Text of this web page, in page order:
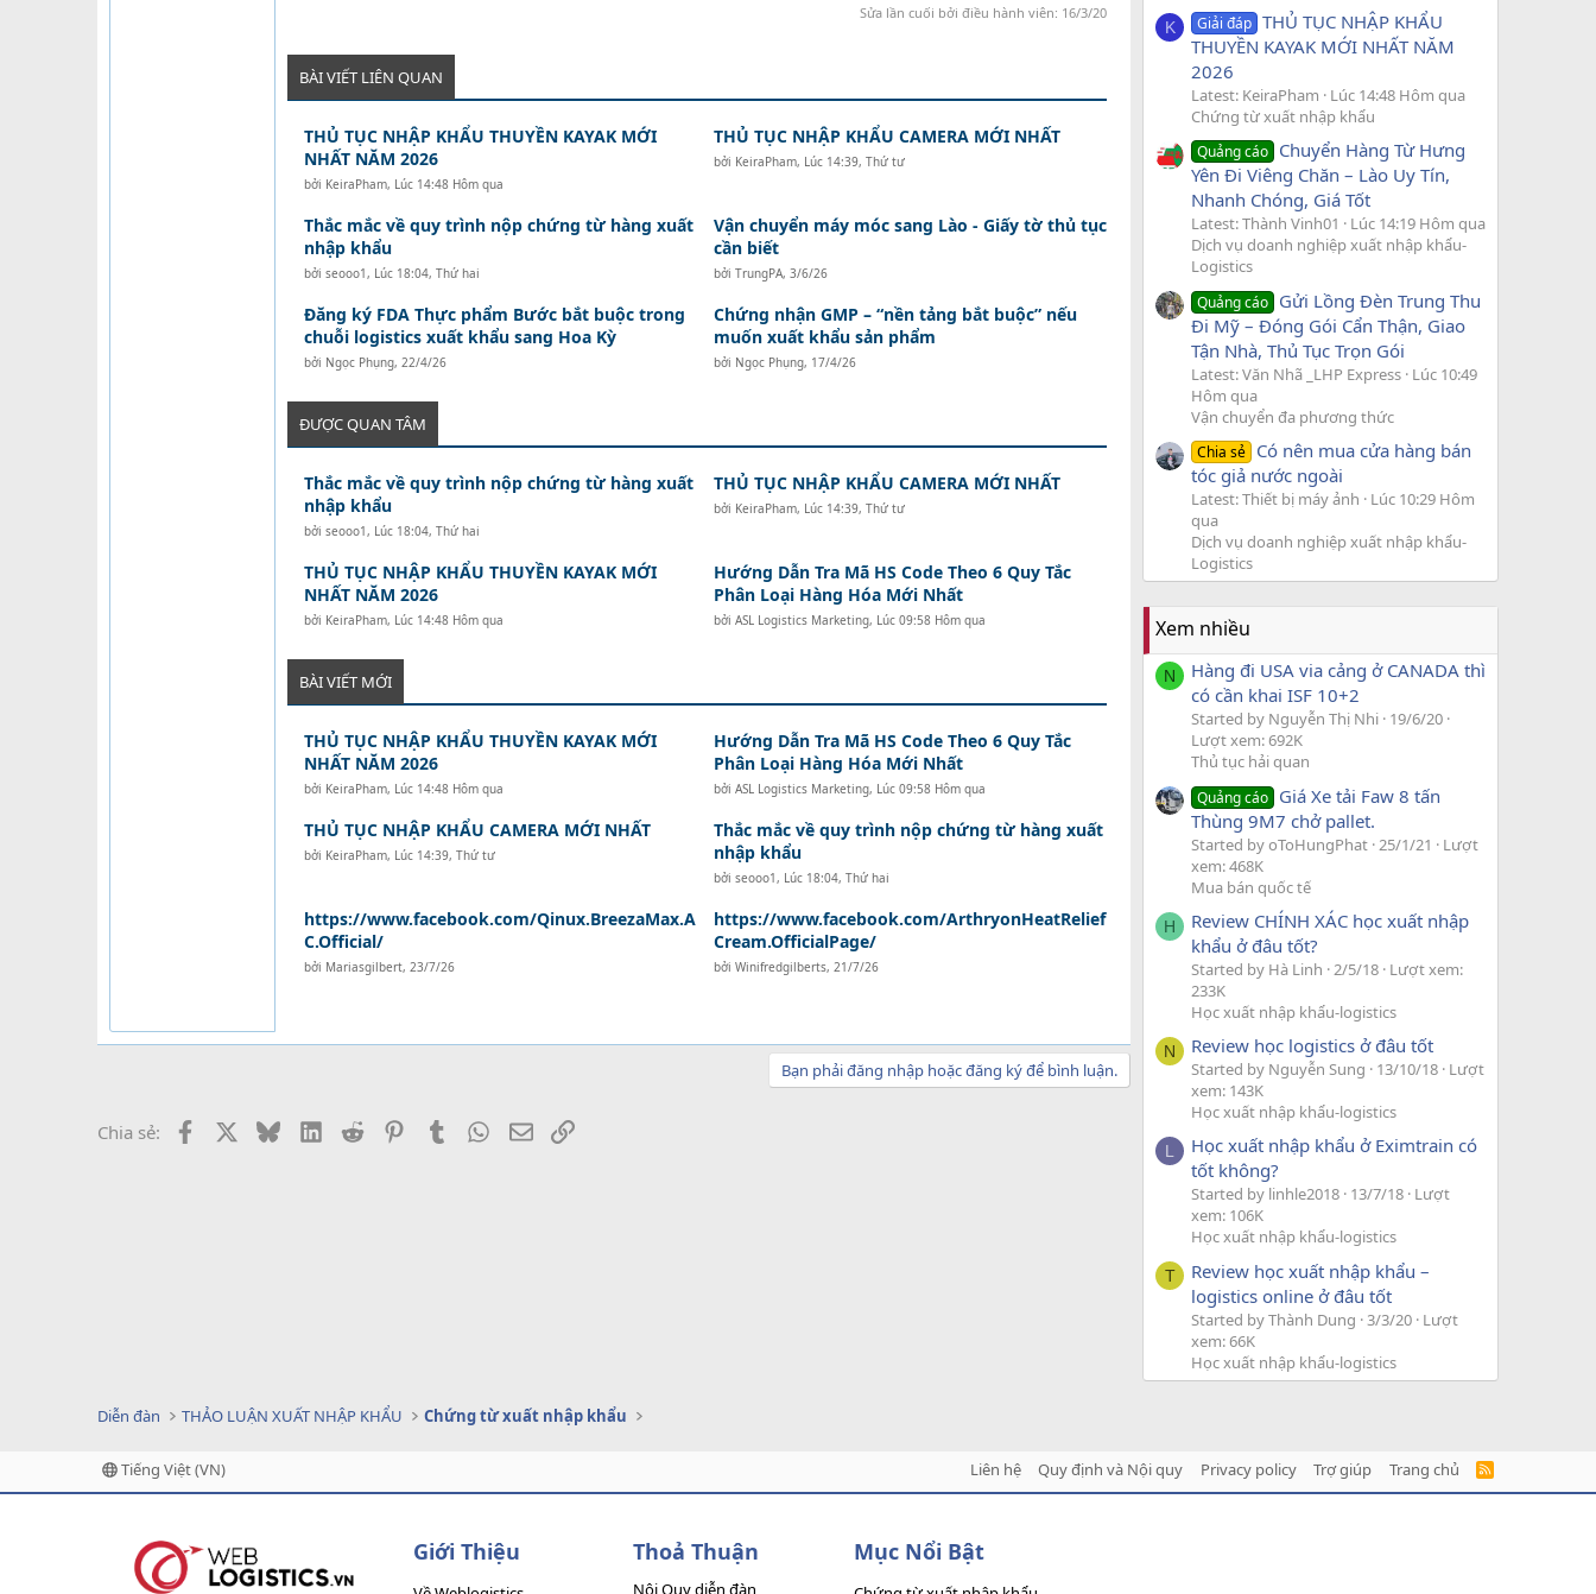
Sửa lần cuối bởi điều hành viên: 16/3/20
BÀI VIẾT LIÊN QUAN
THỦ TỤC NHẬP KHẨU THUYỀN KAYAK MỚI
NHẤT NĂM 2026
bởi KeiraPham, Lúc 14:48 Hôm qua
THỦ TỤC NHẬP KHẨU CAMERA MỚI NHẤT
bởi KeiraPham, Lúc 14:39, Thứ tư
Thắc mắc về quy trình nộp chứng từ hàng xuất
nhập khẩu
bởi seooo1 , Lúc 18:04, Thứ hai
Vận chuyển máy móc sang Lào - Giấy tờ thủ tục
cần biết
bởi TrungPA, 3/6/26
Đăng ký FDA Thực phẩm Bước bắt buộc trong
chuỗi logistics xuất khẩu sang Hoa Kỳ
bởi Ngọc Phụng, 22/4/26
Chứng nhận GMP – “nền tảng bắt buộc” nếu
muốn xuất khẩu sản phẩm
bởi Ngọc Phụng, 17/4/26
ĐƯỢC QUAN TÂM
Thắc mắc về quy trình nộp chứng từ hàng xuất
nhập khẩu
bởi seooo1 , Lúc 18:04, Thứ hai
THỦ TỤC NHẬP KHẨU CAMERA MỚI NHẤT
bởi KeiraPham, Lúc 14:39, Thứ tư
THỦ TỤC NHẬP KHẨU THUYỀN KAYAK MỚI
NHẤT NĂM 2026
bởi KeiraPham, Lúc 14:48 Hôm qua
Hướng Dẫn Tra Mã HS Code Theo 6 Quy Tắc
Phân Loại Hàng Hóa Mới Nhất
bởi ASL Logistics Marketing, Lúc 09:58 Hôm qua
BÀI VIẾT MỚI
THỦ TỤC NHẬP KHẨU THUYỀN KAYAK MỚI
NHẤT NĂM 2026
bởi KeiraPham, Lúc 14:48 Hôm qua
Hướng Dẫn Tra Mã HS Code Theo 6 Quy Tắc
Phân Loại Hàng Hóa Mới Nhất
bởi ASL Logistics Marketing, Lúc 09:58 Hôm qua
THỦ TỤC NHẬP KHẨU CAMERA MỚI NHẤT
bởi KeiraPham, Lúc 14:39, Thứ tư
Thắc mắc về quy trình nộp chứng từ hàng xuất
nhập khẩu
bởi seooo1 , Lúc 18:04, Thứ hai
https://www.facebook.com/Qinux.BreezaMax.A
C.Official/
bởi Mariasgilbert, 23/7/26
https://www.facebook.com/ArthryonHeatRelief
Cream.OfficialPage/
bởi Winifredgilberts, 21/7/26
Bạn phải đăng nhập hoặc đăng ký để bình luận.
Chia sẻ: Facebook BlueskyLinkedIn
Reddit PinterestTumblr WhatsApp
EmailLink
K Giải đáp THỦ TỤC NHẬP KHẨU
THUYỀN KAYAK MỚI NHẤT NĂM
2026
Latest: KeiraPham
Lúc 14:48 Hôm qua
Chứng từ xuất nhập khẩu
Quảng cáo Chuyển Hàng Từ Hưng
Yên Đi Viêng Chăn – Lào Uy Tín,
Nhanh Chóng, Giá Tốt
Latest: Thành Vinh01
Lúc 14:19 Hôm qua
Dịch vụ doanh nghiệp xuất nhập khẩu-
Logistics
Quảng cáo Gửi Lồng Đèn Trung Thu
Đi Mỹ – Đóng Gói Cẩn Thận, Giao
Tận Nhà, Thủ Tục Trọn Gói
Latest: Văn Nhã _LHP Express Lúc 10:49
Hôm qua
Vận chuyển đa phương thức
Chia sẻ Có nên mua cửa hàng bán
tóc giả nước ngoài
Latest: Thiết bị máy ảnh
Lúc 10:29 Hôm
qua
Dịch vụ doanh nghiệp xuất nhập khẩu-
Logistics
Xem nhiều
N
Hàng đi USA via cảng ở CANADA thì
có cần khai ISF 10+2
Started by Nguyễn Thị Nhi 19/6/20
Lượt xem: 692K
Thủ tục hải quan
Quảng cáo Giá Xe tải Faw 8 tấn
Thùng 9M7 chở pallet.
Started by oToHungPhat 25/1/21
Lượt
xem: 468K
Mua bán quốc tế
H
Review CHÍNH XÁC học xuất nhập
khẩu ở đâu tốt?
Started by Hà Linh 2/5/18 Lượt xem:
233K
Học xuất nhập khẩu-logistics
N Review học logistics ở đâu tốt
Started by Nguyễn Sung 13/10/18 Lượt
xem: 143K
Học xuất nhập khẩu-logistics
L
Học xuất nhập khẩu ở Eximtrain có
tốt không?
Started by linhle2018 13/7/18 Lượt
xem: 106K
Học xuất nhập khẩu-logistics
T
Review học xuất nhập khẩu –
logistics online ở đâu tốt
Started by Thành Dung 3/3/20 Lượt
xem: 66K
Học xuất nhập khẩu-logistics
Diễn đàn THẢO LUẬN XUẤT NHẬP KHẨU Chứng từ xuất nhập khẩu
Tiếng Việt (VN) Liên hệ Quy định và Nội quy Privacy policy Trợ giúp Trang chủ
R
Giới Thiệu Thoả Thuận
Nội Quy diễn đàn
Mục Nổi Bật